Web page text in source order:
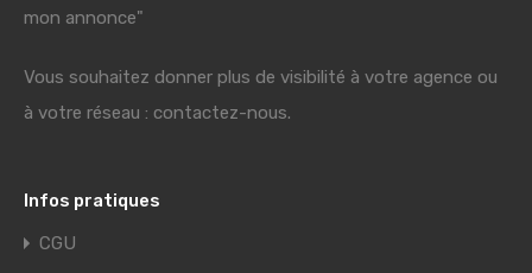
mon annonce"
Vous souhaitez donner plus de visibilité à votre agence ou
à votre réseau : contactez-nous.
Infos pratiques
CGU